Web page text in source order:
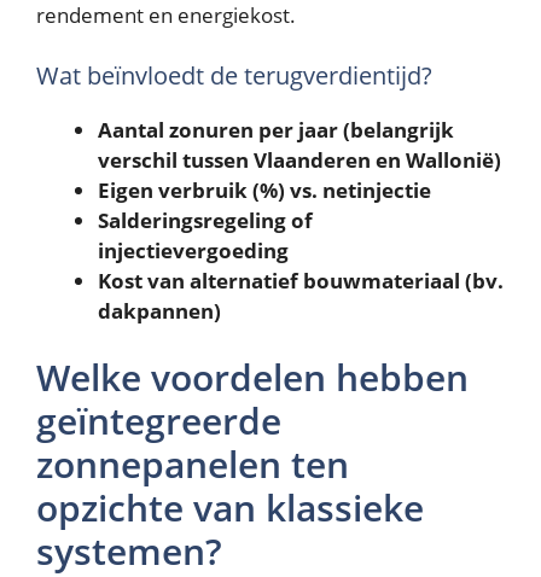
rendement en energiekost.
Wat beïnvloedt de terugverdientijd?
Aantal zonuren per jaar (belangrijk
verschil tussen Vlaanderen en Wallonië)
Eigen verbruik (%) vs. netinjectie
Salderingsregeling of
injectievergoeding
Kost van alternatief bouwmateriaal (bv.
dakpannen)
Welke voordelen hebben
geïntegreerde
zonnepanelen ten
opzichte van klassieke
systemen?